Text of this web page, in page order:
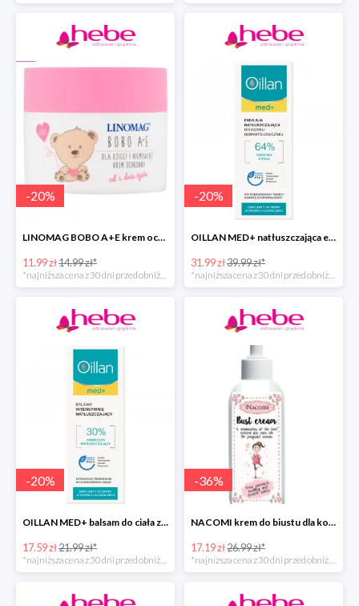
-20%
LINOMAG BOBO A+E krem ochronny dla dzieci i niemowląt od 1. dnia życia
11.99 zł14.99 zł*
*najniższa cena z 30 dni przed obniżką
-20%
OILLAN MED+ natłuszczająca emulsja do kąpieli
31.99 zł39.99 zł*
*najniższa cena z 30 dni przed obniżką
-20%
OILLAN MED+ balsam do ciała z kompleksem natłuszczającym
17.59 zł21.99 zł*
-36%
NACOMI krem do biustu dla kobiet w ciąży
17.19 zł26.99 zł*